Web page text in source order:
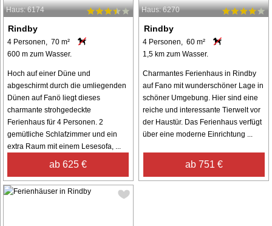
Haus: 6174
Rindby
4 Personen, 70 m²
600 m zum Wasser.
Hoch auf einer Düne und
abgeschirmt durch die umliegenden
Dünen auf Fanö liegt dieses
charmante strohgedeckte
Ferienhaus für 4 Personen. 2
gemütliche Schlafzimmer und ein
extra Raum mit einem Lesesofa, ...
ab 625 €
Haus: 6270
Rindby
4 Personen, 60 m²
1,5 km zum Wasser.
Charmantes Ferienhaus in Rindby
auf Fano mit wunderschöner Lage in
schöner Umgebung. Hier sind eine
reiche und interessante Tierwelt vor
der Haustür. Das Ferienhaus verfügt
über eine moderne Einrichtung ...
ab 751 €